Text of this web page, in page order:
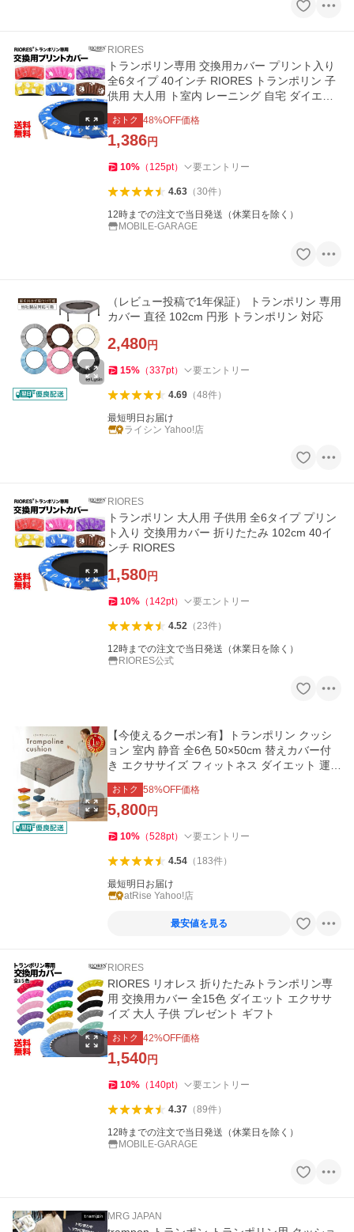
RIORES
トランポリン専用 交換用カバー プリント入り
全6タイプ 40インチ RIORES トランポリン 子
供用 大人用 ト室内 レーニング 自宅 ダイエッ
ト器具 在宅
おトク 48%OFF価格
1,386円
10% （ 125pt） 要エントリー
4.63（30件）
12時までの注文で当日発送（休業日を除く）
MOBILE-GARAGE
（レビュー投稿で1年保証） トランポリン 専用
カバー 直径 102cm 円形 トランポリン 対応
2,480円
15% （337pt） 要エントリー
4.69（48件）
最短明日お届け
ライシン Yahoo!店
RIORES
トランポリン 大人用 子供用 全6タイプ プリン
ト入り 交換用カバー 折りたたみ 102cm 40イ
ンチ RIORES
1,580円
10% （ 142pt） 要エントリー
4.52（23件）
12時までの注文で当日発送（休業日を除く）
RIORES公式
【今使えるクーポン有】トランポリン クッシ
ョン 室内 静音 全6色 50×50cm 替えカバー付
き エクササイズ フィットネス ダイエット 運動
ジャンプ
おトク 58%OFF価格
5,800円
10% （528pt） 要エントリー
4.54（ 183件）
最短明日お届け
atRise Yahoo!店
最安値を見る
RIORES
RIORES リオレス 折りたたみトランポリン専
用 交換用カバー 全15色 ダイエット エクササ
イズ 大人 子供 プレゼント ギフト
おトク 42%OFF価格
1,540円
10% （ 140pt） 要エントリー
4.37（89件）
12時までの注文で当日発送（休業日を除く）
MOBILE-GARAGE
MRG JAPAN